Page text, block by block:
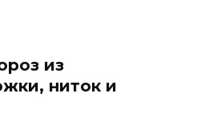
из
ниток и